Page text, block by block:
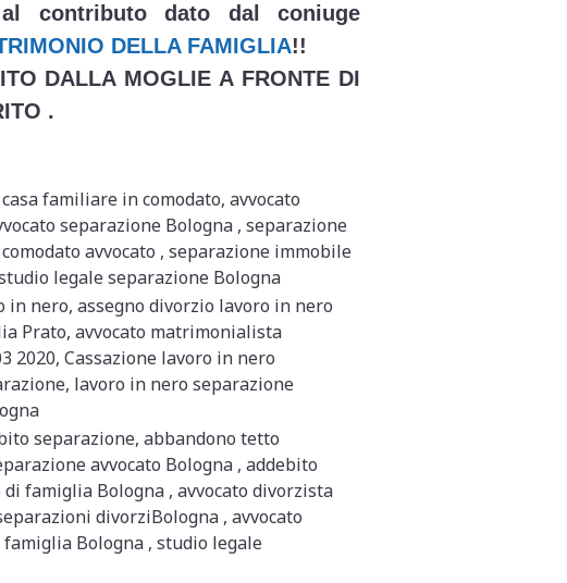
contributo dato dal coniuge
DELLA FAMIGLIA!!
DALLA MOGLIE A FRONTE DI
.
casa familiare in comodato, avvocato
separazione Bologna , separazione
avvocato , separazione immobile
legale separazione Bologna
in nero, assegno divorzio lavoro in nero
Prato, avvocato matrimonialista
2020, Cassazione lavoro in nero
lavoro in nero separazione
separazione, abbandono tetto
avvocato Bologna , addebito
famiglia Bologna , avvocato divorzista
divorziBologna , avvocato
Bologna , studio legale